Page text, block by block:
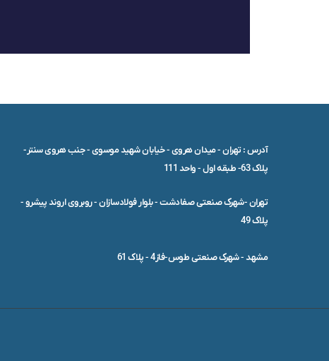
آدرس : تهران - میدان هروی - خیابان شهید موسوی - جنب هروی سنتر-
پلاک 63- طبقه اول - واحد 111
تهران -شهرک صنعتی صفادشت - بلوار فولادسازان - روبروی اروند پیشرو -
پلاک 49
مشهد - شهرک صنعتی طوس-فاز4 - پلاک 61